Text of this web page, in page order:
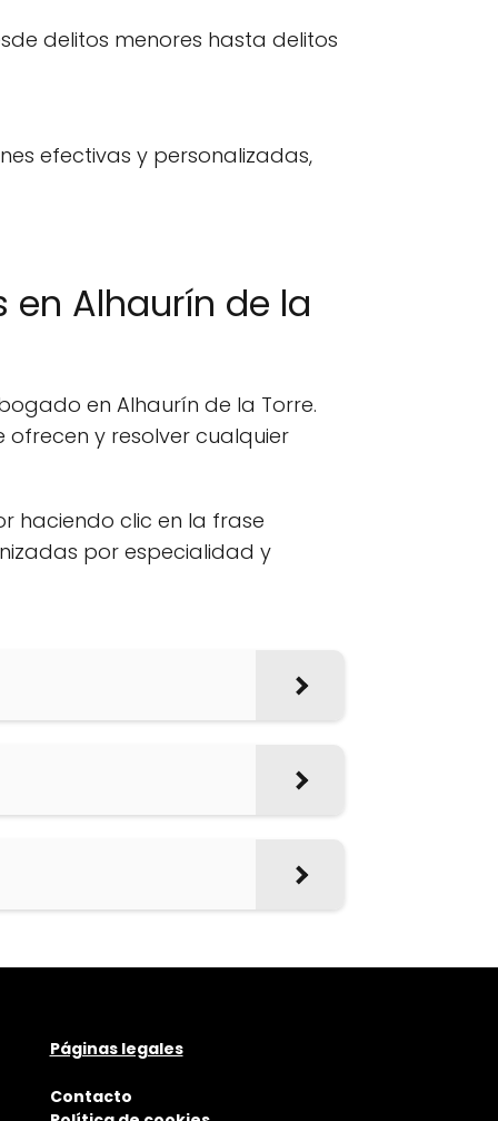
delitos menores hasta delitos
efectivas y personalizadas,
Alhaurín de la
en Alhaurín de la Torre.
y resolver cualquier
haciendo clic en la frase
por especialidad y
Páginas legales
Contacto